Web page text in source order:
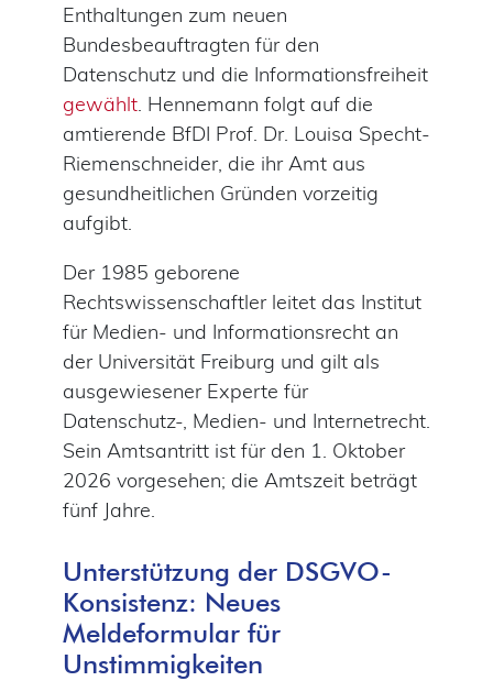
Enthaltungen zum neuen
Bundesbeauftragten für den
Datenschutz und die Informationsfreiheit
gewählt. Hennemann folgt auf die
amtierende BfDI Prof. Dr. Louisa Specht-
Riemenschneider, die ihr Amt aus
gesundheitlichen Gründen vorzeitig
aufgibt.
Der 1985 geborene
Rechtswissenschaftler leitet das Institut
für Medien- und Informationsrecht an
der Universität Freiburg und gilt als
ausgewiesener Experte für
Datenschutz-, Medien- und Internetrecht.
Sein Amtsantritt ist für den 1. Oktober
2026 vorgesehen; die Amtszeit beträgt
fünf Jahre.
Unterstützung der DSGVO-
Konsistenz: Neues
Meldeformular für
Unstimmigkeiten